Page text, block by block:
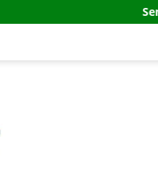
Semarakkan